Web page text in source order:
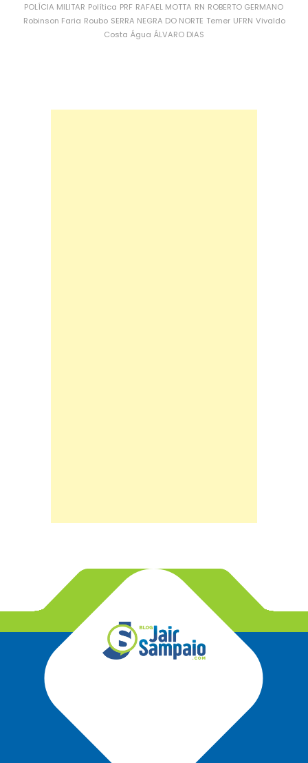
POLÍCIA MILITAR Política PRF RAFAEL MOTTA RN ROBERTO GERMANO
Robinson Faria Roubo SERRA NEGRA DO NORTE Temer UFRN Vivaldo
Costa Água ÁLVARO DIAS